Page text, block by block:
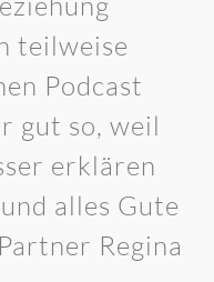
teilweise
Podcast
gut so, weil
erklären
alles Gute
Regina